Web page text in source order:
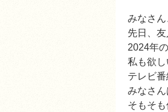
みなさ
先日、友
2024年
私も欲
テレビ
みなさ
そもそ